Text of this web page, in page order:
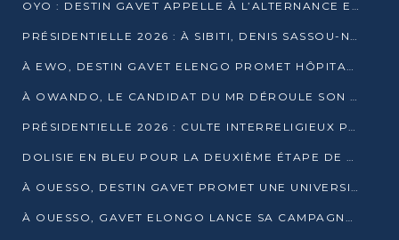
OYO : DESTIN GAVET APPELLE À L’ALTERNANCE ET À LA RESPONSABILITÉ DE LA JEUNESSE
PRÉSIDENTIELLE 2026 : À SIBITI, DENIS SASSOU-N’GUESSO PARIE SUR LES RESSOURCES DE LA LEKOUMOU
À EWO, DESTIN GAVET ELENGO PROMET HÔPITAL, CHEMIN DE FER ET AUDIT DES FINANCES PUBLIQUES
À OWANDO, LE CANDIDAT DU MR DÉROULE SON PROGRAMME DE “CHANGEMENT”
PRÉSIDENTIELLE 2026 : CULTE INTERRELIGIEUX POUR LA PAIX À OUENZÉ
DOLISIE EN BLEU POUR LA DEUXIÈME ÉTAPE DE CAMPAGNE DE DSN
À OUESSO, DESTIN GAVET PROMET UNE UNIVERSITÉ POUR LA SANGHA
À OUESSO, GAVET ELONGO LANCE SA CAMPAGNE SOUS LE SIGNE DU RENOUVEAU